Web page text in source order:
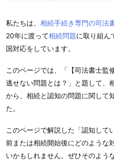
私たちは、 相続手続き専門の司法
20年に渡って相続問題に取り組ん
国対応をしています。
このページでは、「【司法書士監
逃せない問題とは？」と題して、
から、相続と認知の問題に関して
た。
このページで解説した「認知して
前または相続開始後にどのような
いかもしれません。ぜひそのよう